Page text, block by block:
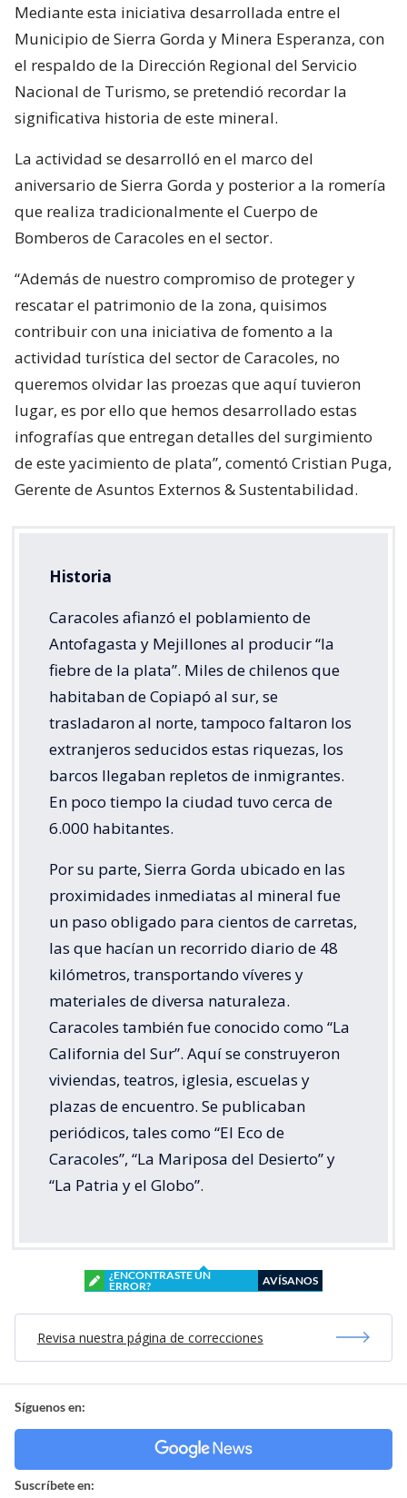
Mediante esta iniciativa desarrollada entre el
Municipio de Sierra Gorda y Minera Esperanza, con
el respaldo de la Dirección Regional del Servicio
Nacional de Turismo, se pretendió recordar la
significativa historia de este mineral.
La actividad se desarrolló en el marco del
aniversario de Sierra Gorda y posterior a la romería
que realiza tradicionalmente el Cuerpo de
Bomberos de Caracoles en el sector.
“Además de nuestro compromiso de proteger y
rescatar el patrimonio de la zona, quisimos
contribuir con una iniciativa de fomento a la
actividad turística del sector de Caracoles, no
queremos olvidar las proezas que aquí tuvieron
lugar, es por ello que hemos desarrollado estas
infografías que entregan detalles del surgimiento
de este yacimiento de plata”, comentó Cristian Puga,
Gerente de Asuntos Externos & Sustentabilidad.
Historia
Caracoles afianzó el poblamiento de
Antofagasta y Mejillones al producir “la
fiebre de la plata”. Miles de chilenos que
habitaban de Copiapó al sur, se
trasladaron al norte, tampoco faltaron los
extranjeros seducidos estas riquezas, los
barcos llegaban repletos de inmigrantes.
En poco tiempo la ciudad tuvo cerca de
6.000 habitantes.
Por su parte, Sierra Gorda ubicado en las
proximidades inmediatas al mineral fue
un paso obligado para cientos de carretas,
las que hacían un recorrido diario de 48
kilómetros, transportando víveres y
materiales de diversa naturaleza.
Caracoles también fue conocido como “La
California del Sur”. Aquí se construyeron
viviendas, teatros, iglesia, escuelas y
plazas de encuentro. Se publicaban
periódicos, tales como “El Eco de
Caracoles”, “La Mariposa del Desierto” y
“La Patria y el Globo”.
¿ENCONTRASTE UN
ERROR?
AVÍSANOS
Revisa nuestra página de correcciones
Síguenos en:
Suscríbete en: